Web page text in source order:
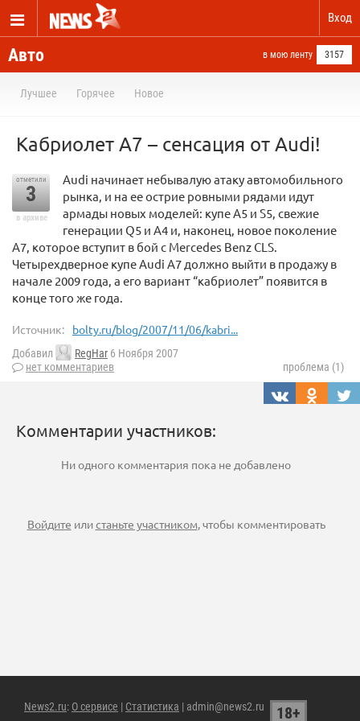
Вход
Авто в мою ленту 3157
Лучшее Горячее Новое
Кабриолет A7 – сенсация от Audi!
отметили
3
в архиве
Audi начинает небывалую атаку автомобильного
рынка, и на ее острие ровными рядами идут
армады новых моделей: купе A5 и S5, свежие
генерации Q5 и A4 и, наконец, новое поколение
A7, которое вступит в бой с Mercedes Benz CLS.
Четырехдверное купе Audi A7 должно выйти в продажу в
начале 2009 года, а его вариант “кабриолет” появится в
конце того же года.
Источник: bolty.ru/blog/2007/11/06/kabri...
Добавил RegHar 6 Ноября 2007
нет комментариев
проблема (1)
Комментарии участников:
Ни одного комментария пока не добавлено
Войдите илистаньте участником, чтобы комментировать
News2.ru: О сервисе | Статистика | admin@news2.ru 18+